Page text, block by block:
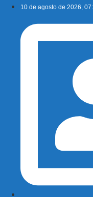
conteúdo
10 de agosto de 2026,